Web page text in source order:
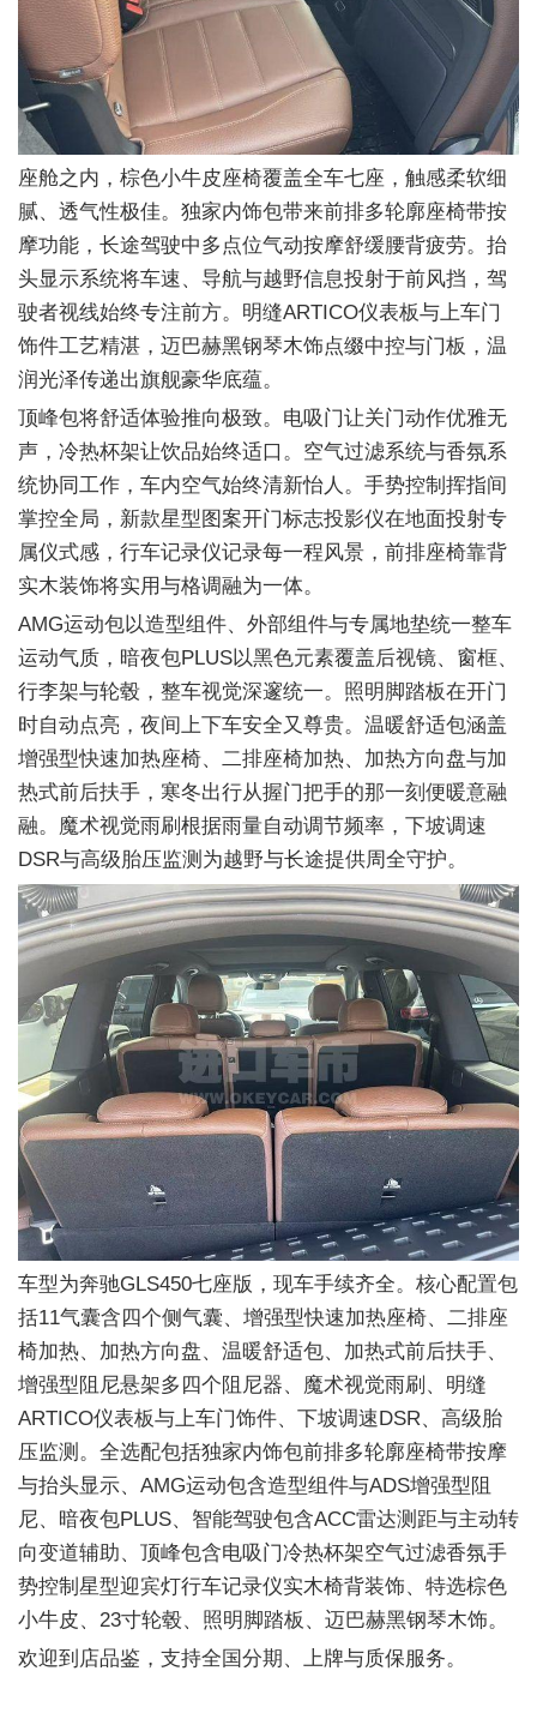
座舱之内，棕色小牛皮座椅覆盖全车七座，触感柔软细
腻、透气性极佳。独家内饰包带来前排多轮廓座椅带按
摩功能，长途驾驶中多点位气动按摩舒缓腰背疲劳。抬
头显示系统将车速、导航与越野信息投射于前风挡，驾
驶者视线始终专注前方。明缝ARTICO仪表板与上车门
饰件工艺精湛，迈巴赫黑钢琴木饰点缀中控与门板，温
润光泽传递出旗舰豪华底蕴。
顶峰包将舒适体验推向极致。电吸门让关门动作优雅无
声，冷热杯架让饮品始终适口。空气过滤系统与香氛系
统协同工作，车内空气始终清新怡人。手势控制挥指间
掌控全局，新款星型图案开门标志投影仪在地面投射专
属仪式感，行车记录仪记录每一程风景，前排座椅靠背
实木装饰将实用与格调融为一体。
AMG运动包以造型组件、外部组件与专属地垫统一整车
运动气质，暗夜包PLUS以黑色元素覆盖后视镜、窗框、
行李架与轮毂，整车视觉深邃统一。照明脚踏板在开门
时自动点亮，夜间上下车安全又尊贵。温暖舒适包涵盖
增强型快速加热座椅、二排座椅加热、加热方向盘与加
热式前后扶手，寒冬出行从握门把手的那一刻便暖意融
融。魔术视觉雨刷根据雨量自动调节频率，下坡调速
DSR与高级胎压监测为越野与长途提供周全守护。
车型为奔驰GLS450七座版，现车手续齐全。核心配置包
括11气囊含四个侧气囊、增强型快速加热座椅、二排座
椅加热、加热方向盘、温暖舒适包、加热式前后扶手、
增强型阻尼悬架多四个阻尼器、魔术视觉雨刷、明缝
ARTICO仪表板与上车门饰件、下坡调速DSR、高级胎
压监测。全选配包括独家内饰包前排多轮廓座椅带按摩
与抬头显示、AMG运动包含造型组件与ADS增强型阻
尼、暗夜包PLUS、智能驾驶包含ACC雷达测距与主动转
向变道辅助、顶峰包含电吸门冷热杯架空气过滤香氛手
势控制星型迎宾灯行车记录仪实木椅背装饰、特选棕色
小牛皮、23寸轮毂、照明脚踏板、迈巴赫黑钢琴木饰。
欢迎到店品鉴，支持全国分期、上牌与质保服务。